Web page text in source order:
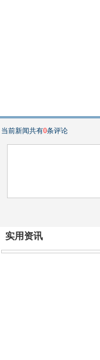
当前新闻共有0条评论
实用资讯